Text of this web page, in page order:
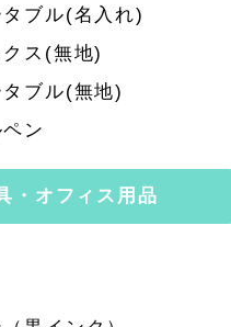
ブル(名入れ)
ス(無地)
ブル(無地)
ン
・オフィス用品